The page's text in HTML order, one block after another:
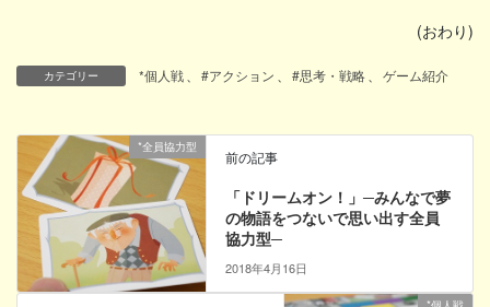
(おわり)
カテゴリー *個人戦 #アクション #思考・戦略 ゲーム紹介
*全員協力型
前の記事
「ドリームオン！」─みんなで夢
の物語をつないで思い出す全員
協力型─
2018年4月16日